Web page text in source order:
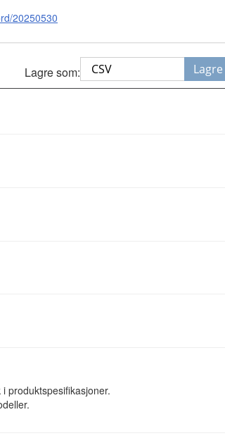
20250530
Lagre som: Lagre
produktspesifikasjoner.